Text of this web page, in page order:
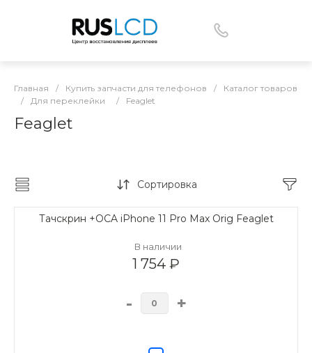
Главная / Купить запчасти для телефонов /
Каталог товаров
/
Для переклейки / Feaglet
Feaglet
Сортировка
Тачскрин +OCA iPhone 11 Pro Max Orig Feaglet
В наличии
1 754 ₽
- +